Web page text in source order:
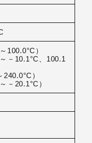
100.0°C）
－10.1°C、100.1
）
－20.1°C）